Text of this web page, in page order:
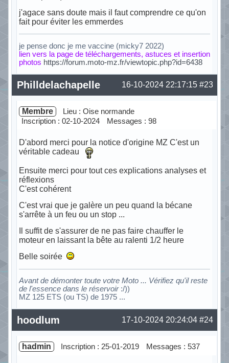
j'agace sans doute mais il faut comprendre ce qu'on
fait pour éviter les emmerdes
je pense donc je me vaccine (micky7 2022)
lien vers la page de téléchargements, astuces et insertion
photos https://forum.moto-mz.fr/viewtopic.php?id=6438
Hors ligne #23
16-10-2024 22:17:15
Philldelachapelle
Membre
Lieu : Oise normande
Inscription : 02-10-2024
Messages : 98
D'abord merci pour la notice d'origine MZ C'est un
véritable cadeau
Ensuite merci pour tout ces explications analyses et
réflexions
C'est cohérent
C'est vrai que je galère un peu quand la bécane
s'arrête à un feu ou un stop ...
Il suffit de s'assurer de ne pas faire chauffer le
moteur en laissant la bête au ralenti 1/2 heure
Belle soirée
Avant de démonter toute votre Moto ... Vérifiez qu'il reste
de l'essence dans le réservoir:/))
MZ 125 ETS (ou TS) de 1975 ...
Hors ligne #24
17-10-2024 20:24:04
hoodlum
hadmin Inscription : 25-01-2019 Messages : 537